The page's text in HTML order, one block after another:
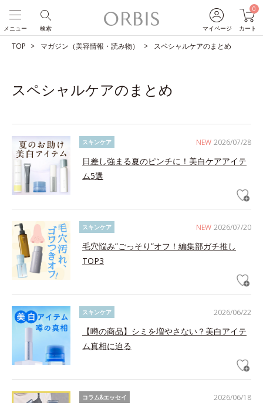
マイページ
0
カート
検索
メニュー
TOP マガジン（美容情報・読み物） スペシャルケアのまとめ
スペシャルケアのまとめ
NEW 2026/07/28
スキンケア
日差し強まる夏のピンチに！美白ケアアイテ
ム5選
NEW 2026/07/20
スキンケア
毛穴悩み”ごっそり”オフ！編集部ガチ推し
TOP3
2026/06/22
スキンケア
【噂の商品】シミを増やさない？美白アイテ
ム真相に迫る
2026/06/18
コラム&エッセイ